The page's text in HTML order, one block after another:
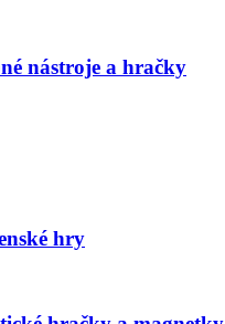
nástroje a hračky
hry